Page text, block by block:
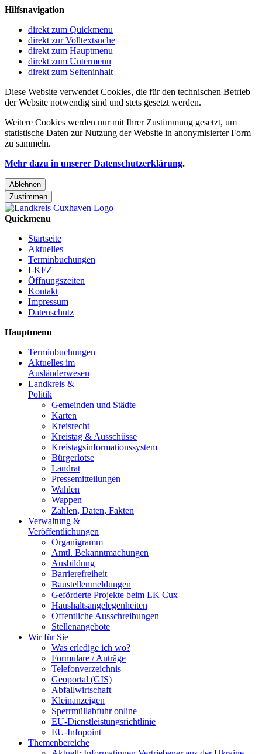
Hilfsnavigation
direkt zum Quickmenu
direkt zur Volltextsuche
direkt zum Hauptmenu
direkt zum Untermenu
direkt zum Seiteninhalt
Diese Website verwendet Cookies, die für den technischen Betrieb
der Website notwendig sind und stets gesetzt werden.
Weitere Cookies werden nur mit Ihrer Zustimmung gesetzt, um
statistische Daten zur Nutzung der Website in anonymisierter Form
zu sammeln.
Mehr dazu in unserer Datenschutzerklärung.
Ablehnen
Zustimmen
Quickmenu
Startseite
Aktuelles
Terminbuchungen
I-KFZ
Öffnungszeiten
Kontakt
Impressum
Datenschutz
Hauptmenu
Terminbuchungen
Aktuelles im
Ausländerwesen
Landkreis &
Politik
Gemeinden und Städte
Karten
Kreisrecht
Kreistag & Ausschüsse
Kreistagsinformationssystem
Bürgerlotse
Landrat
Pressemitteilungen
Wahlen
Wappen
Zahlen, Daten, Fakten
Verwaltung &
Veröffentlichungen
Organigramm
Amtl. Bekanntmachungen
Ausbildung
Barrierefreiheit
Baustellenmeldungen
Geförderte Projekte beim LK Cux
Haushaltsangelegenheiten
Öffentliche Ausschreibungen
Stellenangebote
Wir für Sie
Was erledige ich wo?
Formulare / Anträge
Telefonverzeichnis
Geoportal (GIS)
Abfallwirtschaft
Kleinanzeigen
Sperrmüllabfuhr online
EU-Dienstleistungsrichtlinie
EU-Infopoint
Themenbereiche